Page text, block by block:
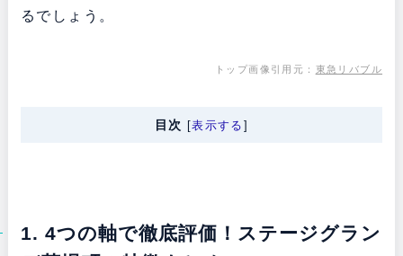
るでしょう。
トップ画像引用元： 東急リバブル
目次 [表示する ]
1. 4つの軸で徹底評価！ステージグラン